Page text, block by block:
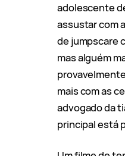
adolescente
assustar com
de jumpscare
mas alguém
mais com as
advogado da
principal está